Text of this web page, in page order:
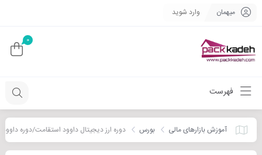
میهمان وارد شوید
0
فهرست
آموزش بازارهای مالی بورس دوره ارز دیجیتال داوود استقامت/دوره